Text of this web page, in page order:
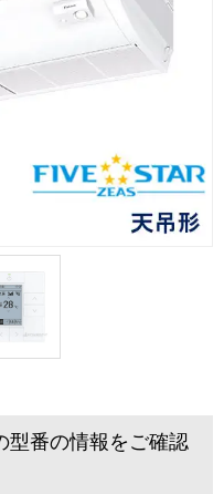
型番の情報をご確認